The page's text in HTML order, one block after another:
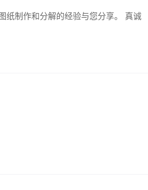
纸制作和分解的经验与您分享。 真诚